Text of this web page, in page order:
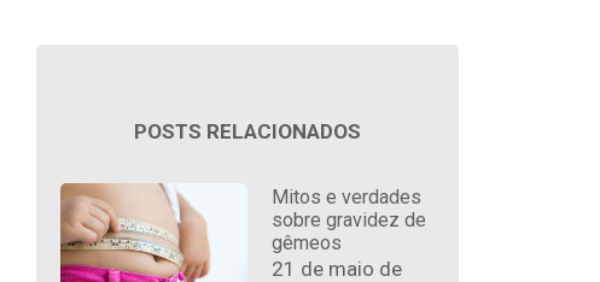
POSTS RELACIONADOS
Mitos e verdades
sobre gravidez de
gêmeos
21 de maio de